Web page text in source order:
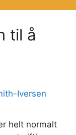
til å
Iversen
helt normalt